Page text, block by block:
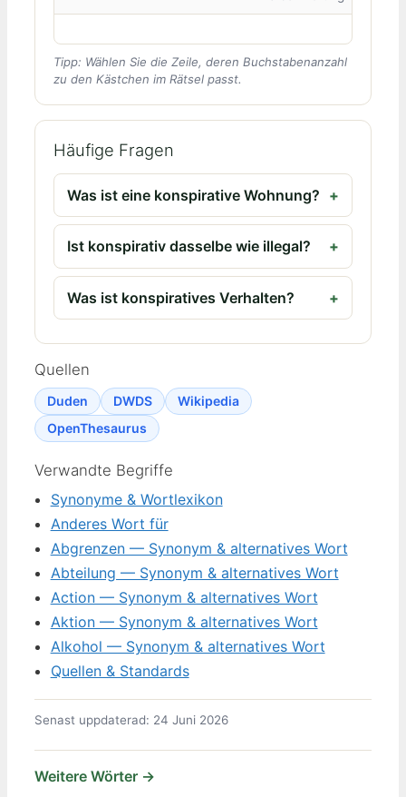
Tipp: Wählen Sie die Zeile, deren Buchstabenanzahl
zu den Kästchen im Rätsel passt.
Häufige Fragen
Was ist eine konspirative Wohnung?
Ist konspirativ dasselbe wie illegal?
Was ist konspiratives Verhalten?
Quellen
Duden DWDS
Wikipedia
OpenThesaurus
Verwandte Begriffe
Synonyme & Wortlexikon
Anderes Wort für
Abgrenzen — Synonym & alternatives Wort
Abteilung — Synonym & alternatives Wort
Action — Synonym & alternatives Wort
Aktion — Synonym & alternatives Wort
Alkohol — Synonym & alternatives Wort
Quellen & Standards
Senast uppdaterad: 24 Juni 2026
Weitere Wörter →